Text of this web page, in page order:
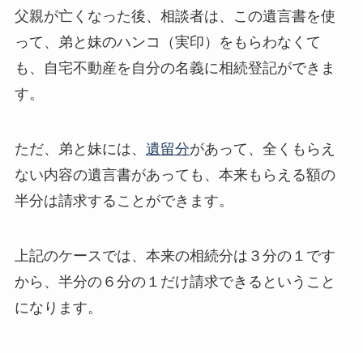
父親が亡くなった後、相談者は、この遺言書を使
って、弟と妹のハンコ（実印）をもらわなくて
も、自宅不動産を自分の名義に相続登記ができま
す。
ただ、弟と妹には、 遺留分があって、全くもらえ
ない内容の遺言書があっても、本来もらえる額の
半分は請求することができます。
上記のケースでは、本来の相続分は３分の１です
から、半分の６分の１だけ請求できるということ
になります。